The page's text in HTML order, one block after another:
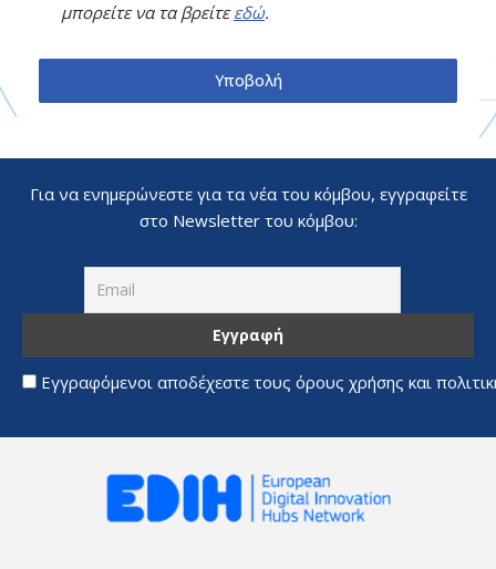
μπορείτε να τα βρείτεεδώ.
Υποβολή
Για να ενημερώνεστε για τα νέα του κόμβου, εγγραφείτε
στο Newsletter του κόμβου:
Εγγραφόμενοι αποδέχεστε τους όρους χρήσης και